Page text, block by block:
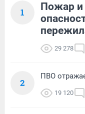
1
Пожар и
29 278
2
ПВО
19 120